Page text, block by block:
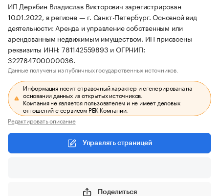
ИП Дерябин Владислав Викторович зарегистрирован
10.01.2022, в регионе — г. Санкт-Петербург. Основной вид
деятельности: Аренда и управление собственным или
арендованным недвижимым имуществом. ИП присвоены
реквизиты ИНН: 781142559893 и ОГРНИП:
322784700000036.
Данные получены из публичных государственных источников.
Информация носит справочный характер и сгенерирована на
основании данных из открытых источников.
Компания не является пользователем и не имеет деловых
отношений с сервисом РБК Компании.
Редактировать описание
Управлять страницей
Поделиться